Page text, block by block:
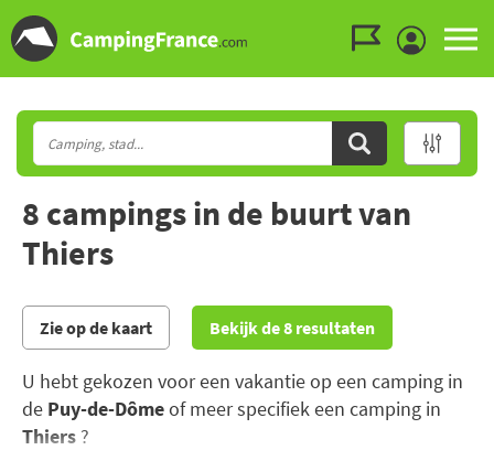
8 campings in de buurt van
Thiers
Zie op de kaart Bekijk de 8 resultaten
U hebt gekozen voor een vakantie op een camping in
de Puy-de-Dômeof meer specifiek een camping in
Thiers ?